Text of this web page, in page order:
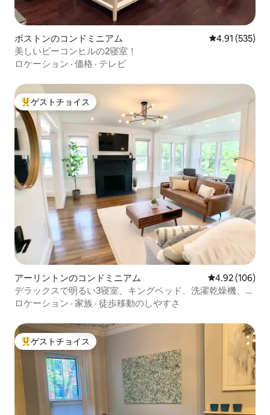
ボストンのコンドミニアム レビュー535
4.91 (535)
美しいビーコンヒルの2寝室！
ロケーション · 価格 · テレビ
大好評のゲストチョイスです。
ゲストチョイス
アーリントンのコンドミニアム レビュー106
4.92 (106)
デラックスで明るい3寝室、キングベッド、洗濯乾燥機、駐
車場
ロケーション · 家族 · 徒歩移動のしやすさ
大好評のゲストチョイスです。
ゲストチョイス